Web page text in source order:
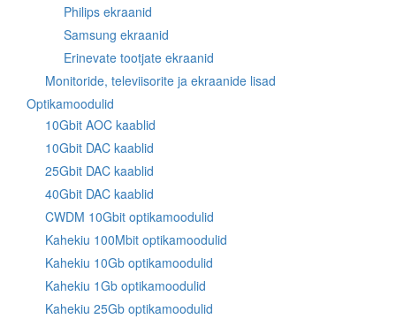
Philips ekraanid
Samsung ekraanid
Erinevate tootjate ekraanid
Monitoride, televiisorite ja ekraanide lisad
Optikamoodulid
10Gbit AOC kaablid
10Gbit DAC kaablid
25Gbit DAC kaablid
40Gbit DAC kaablid
CWDM 10Gbit optikamoodulid
Kahekiu 100Mbit optikamoodulid
Kahekiu 10Gb optikamoodulid
Kahekiu 1Gb optikamoodulid
Kahekiu 25Gb optikamoodulid